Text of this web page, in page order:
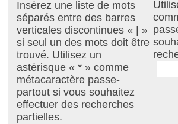
Insérez une liste de mots
séparés entre des barres
verticales discontinues « | »
si seul un des mots doit être
trouvé. Utilisez un
astérisque « * » comme
métacaractère passe-
partout si vous souhaitez
effectuer des recherches
partielles.